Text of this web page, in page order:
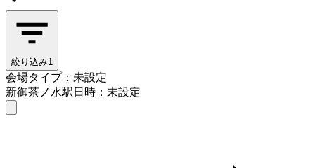
絞り込み1
会場タイプ：未設定
新御茶ノ水駅日時：未設定